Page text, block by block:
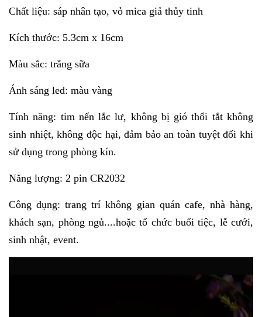
Chất liệu: sáp nhân tạo, vỏ mica giả thủy tinh
Kích thước: 5.3cm x 16cm
Màu sắc: trắng sữa
Ánh sáng led: màu vàng
Tính năng: tim nến lắc lư, không bị gió thổi tắt không
sinh nhiệt, không độc hại, đảm bảo an toàn tuyệt đối khi
sử dụng trong phòng kín.
Năng lượng: 2 pin CR2032
Công dụng: trang trí không gian quán cafe, nhà hàng,
khách sạn, phòng ngủ....hoặc tổ chức buổi tiệc, lễ cưới,
sinh nhật, event.